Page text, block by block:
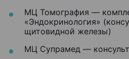
МЦ Томография —
«Эндокринология»
щитовидной железы)
МЦ Супрамед —